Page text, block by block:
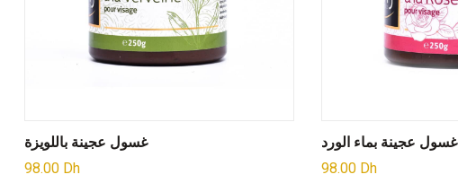
غسول عجينة باللويزة
98.00 Dh
غسول عجينة بماء الورد
98.00 Dh